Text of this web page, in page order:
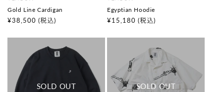
元
:
Gold Line Cardigan
通
価
¥38,500 (税込)
元
:
Egyptian Hoodie
通
価
¥15,180 (税込)